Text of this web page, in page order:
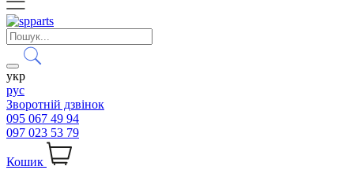
укр
рус
Зворотній дзвінок
095 067 49 94
097 023 53 79
Кошик